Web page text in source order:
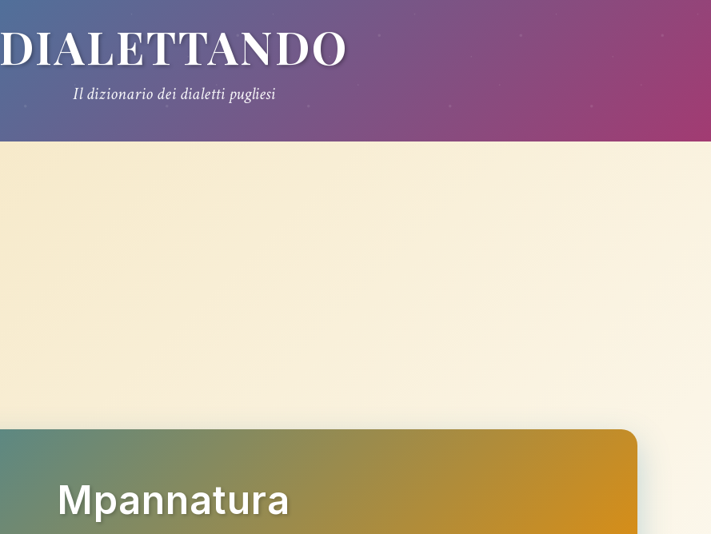
DIALETTANDO
Il dizionario dei dialetti pugliesi
Mpannatura